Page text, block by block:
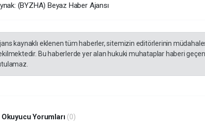
(BYZHA) Beyaz Haber Ajansı
kaynaklı eklenen tüm haberler, sitemizin editörlerinin
Bu haberlerde yer alan hukuki muhataplar haberi
Okuyucu Yorumları (0)